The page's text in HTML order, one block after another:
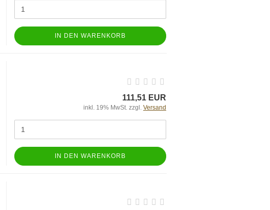
IN DEN WARENKORB
111,51 EUR
inkl. 19% MwSt. zzgl. Versand
IN DEN WARENKORB